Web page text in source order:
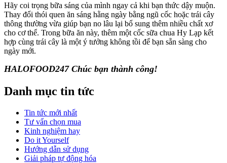
Hãy coi trọng bữa sáng của mình ngay cả khi bạn thức dậy muộn.
Thay đổi thói quen ăn sáng hằng ngày bằng ngũ cốc hoặc trái cây
thông thường vừa giúp bạn no lâu lại bổ sung thêm nhiều chất xơ
cho cơ thể. Trong bữa ăn này, thêm một cốc sữa chua Hy Lạp kết
hợp cùng trái cây là một ý tưởng không tồi để bạn sẵn sàng cho
ngày mới.
HALOFOOD247 Chúc bạn thành công!
Danh mục tin tức
Tin tức mới nhất
Tư vấn chọn mua
Kinh nghiệm hay
Do it Yourself
Hướng dẫn sử dụng
Giải pháp tự động hóa